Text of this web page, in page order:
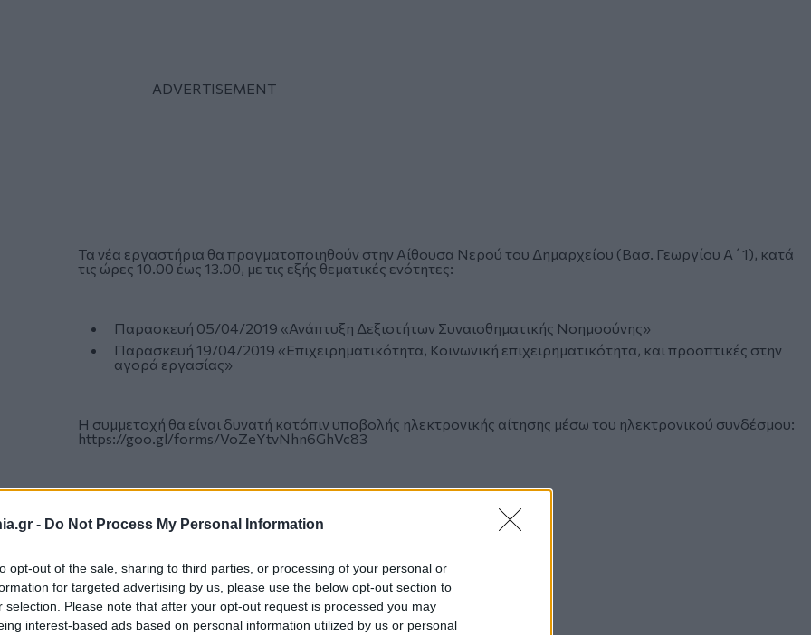
- Do Not Process My Personal Information
opt-out of the sale, sharing to third parties, or processing of your personal or
for targeted advertising by us, please use the below opt-out section to
selection. Please note that after your opt-out request is processed you may
interest-based ads based on personal information utilized by us or personal
Τα νέα εργαστήρια θα πραγματοποιηθούν στην Αίθουσα Νερού του Δημαρχείου (Βασ. Γεωργίου Α΄1), κατά
τις ώρες 10.00 έως 13.00, με τις εξής θεματικές ενότητες:
Παρασκευή 05/04/2019 «Ανάπτυξη Δεξιοτήτων Συναισθηματικής Νοημοσύνης»
Παρασκευή 19/04/2019 «Επιχειρηματικότητα, Κοινωνική επιχειρηματικότητα, και προοπτικές στην
αγορά εργασίας»
Η συμμετοχή θα είναι δυνατή κατόπιν υποβολής ηλεκτρονικής αίτησης μέσω του ηλεκτρονικού συνδέσμου:
https://goo.gl/forms/VoZeYtvNhn6GhVc83